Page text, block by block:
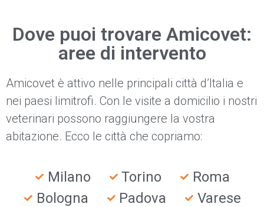
Dove puoi trovare Amicovet:
aree di intervento
Amicovet è attivo nelle principali città d’Italia e
nei paesi limitrofi. Con le visite a domicilio i nostri
veterinari possono raggiungere la vostra
abitazione. Ecco le città che copriamo:
Milano Torino
Roma
Bologna
Padova Varese